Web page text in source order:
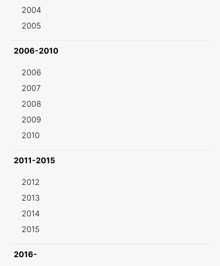
2004
2005
2006-2010
2006
2007
2008
2009
2010
2011-2015
2012
2013
2014
2015
2016-